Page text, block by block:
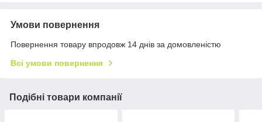
Умови повернення
Повернення товару впродовж 14 днів за домовленістю
Всі умови повернення
Подібні товари компанії